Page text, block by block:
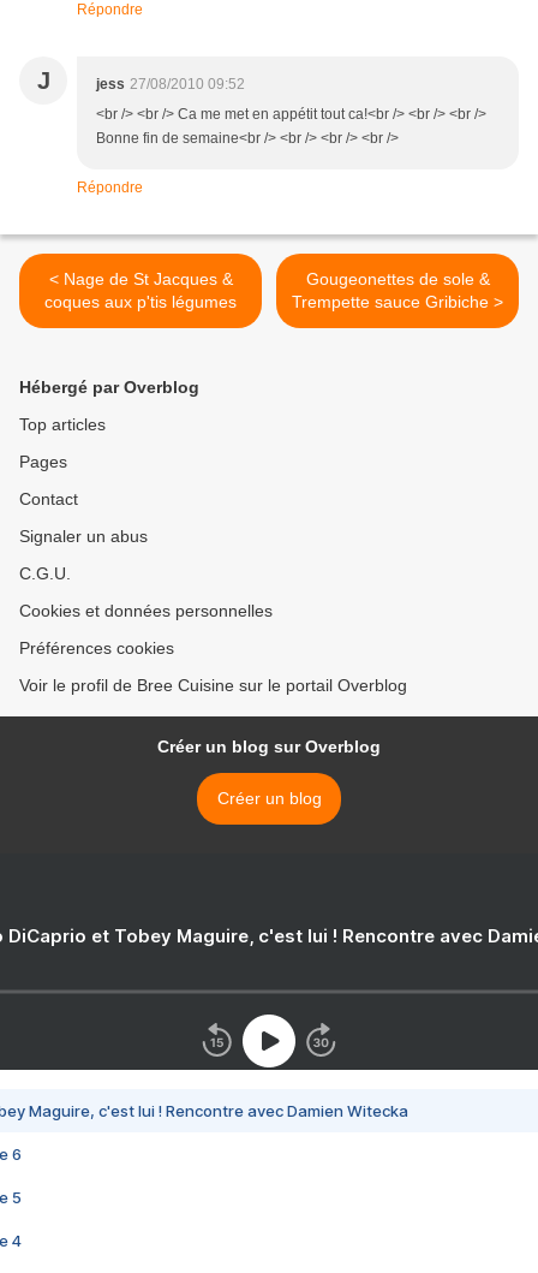
Répondre
J jess 27/08/2010 09:52
<br /> <br /> Ca me met en appétit tout ca!<br /> <br /> <br />
Bonne fin de semaine<br /> <br /> <br /> <br />
Répondre
< Nage de St Jacques &
coques aux p'tis légumes
Gougeonettes de sole &
Trempette sauce Gribiche >
Hébergé par Overblog
Top articles
Pages
Contact
Signaler un abus
C.G.U.
Cookies et données personnelles
Préférences cookies
Voir le profil de Bree Cuisine sur le portail Overblog
Créer un blog sur Overblog
Créer un blog
DiCaprio et Tobey Maguire, c'est lui ! Rencontre avec
Maguire, c'est lui ! Rencontre avec Damien Witecka
6
5
4